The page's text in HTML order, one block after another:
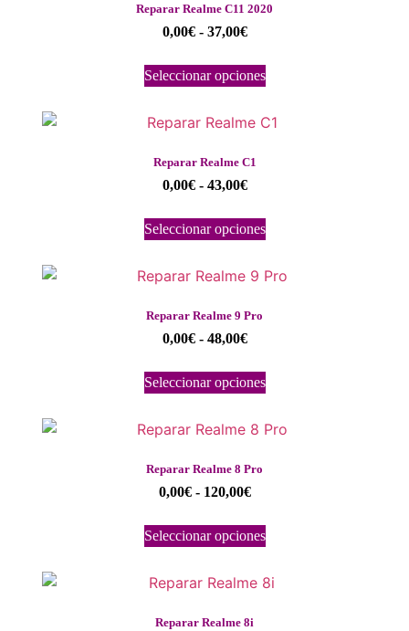
Reparar Realme C11 2020
0,00€ - 37,00€
Seleccionar opciones
Reparar Realme C1
0,00€ - 43,00€
Seleccionar opciones
Reparar Realme 9 Pro
0,00€ - 48,00€
Seleccionar opciones
Reparar Realme 8 Pro
0,00€ - 120,00€
Seleccionar opciones
Reparar Realme 8i